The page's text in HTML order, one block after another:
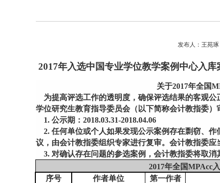
发布人：王苑
2017年入选中国专业学位教学案例中心入库
关于2017年全国
为提高评选工作的透明度，确保评选结果的客观公
学位研究生教育指导委员会（以下简称会计教指委
1. 公示期：2018.03.31-2018.04.06
2. 任何单位或个人如果发现公示案例存在剽窃、
议，由会计教指委组织专家进行复审。会计教指委
3. 对确认存在问题的参选案例，会计教指委将取
2017年全国MPAcc
序号
作者单位
第一作者